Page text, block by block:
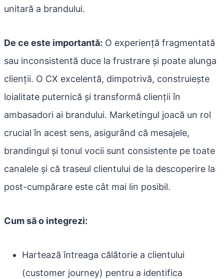
unitară a brandului.
De ce este importantă: O experiență fragmentată
sau inconsistentă duce la frustrare și poate alunga
clienții. O CX excelentă, dimpotrivă, construiește
loialitate puternică și transformă clienții în
ambasadori ai brandului. Marketingul joacă un rol
crucial în acest sens, asigurând că mesajele,
brandingul și tonul vocii sunt consistente pe toate
canalele și că traseul clientului de la descoperire la
post-cumpărare este cât mai lin posibil.
Cum să o integrezi:
Hartează întreaga călătorie a clientului
(customer journey) pentru a identifica